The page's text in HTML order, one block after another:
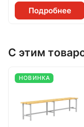
Подробнее
С этим
НОВИНКА